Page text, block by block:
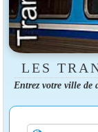
LES
Entrez votre ville de